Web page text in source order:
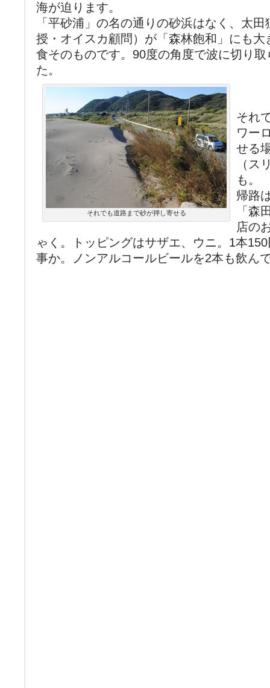
海が迫ります。
「平砂浦」の名の通りの砂浜はなく、太
授・オイスカ顧問）が「森林飽和」にも
食そのものです。90度の角度で波に切り
た。
それでも道路まで砂が押し寄せる
それ
ワー
せる
（ス
も。
帰路
「森
店の
ゃく。トッピングはサザエ、ウニ。1本
事か。ノンアルコールビールを2本も飲ん